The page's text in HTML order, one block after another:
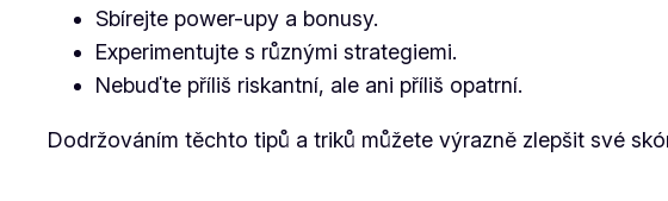
Sbírejte power-upy a bonusy.
Experimentujte s různými strategiemi.
Nebuďte příliš riskantní, ale ani příliš opatrní.
Dodržováním těchto tipů a triků můžete výrazně zlepšit své